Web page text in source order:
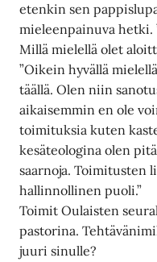
etenkin sen
mieleenpainuva hetki.
Millä mielellä olet
”Oikein hyvällä
täällä. Olen niin
aikaisemmin en ole
toimituksia kuten
kesäteologina olen
saarnoja. Toimitusten
hallinnollinen puoli.”
Toimit Oulaisten
pastorina.
juuri sinulle?